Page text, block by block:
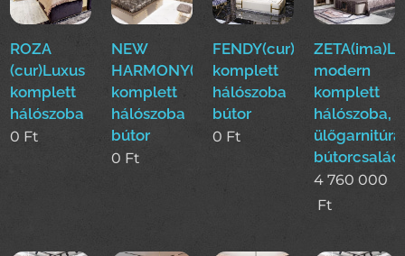
ROZA
(cur)Luxus
komplett
hálószoba
0 Ft
NEW
HARMONY(cur)Luxus
komplett
hálószoba
bútor
0 Ft
FENDY(cur)Luxus
komplett
hálószoba
bútor
0 Ft
modern
komplett
hálószoba,
bútorcsalád!
4 760 000
Ft